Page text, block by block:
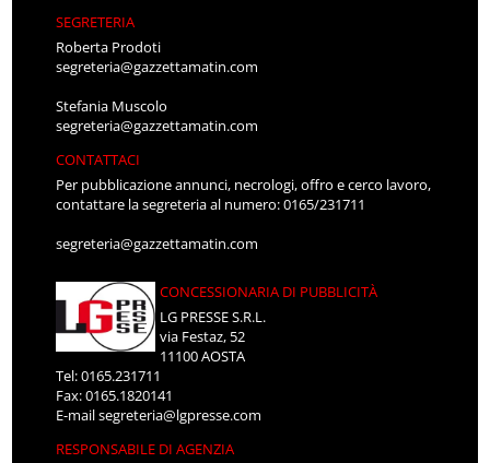
SEGRETERIA
Roberta Prodoti
segreteria@gazzettamatin.com
Stefania Muscolo
segreteria@gazzettamatin.com
CONTATTACI
Per pubblicazione annunci, necrologi, offro e cerco lavoro,
contattare la segreteria al numero: 0165/231711
segreteria@gazzettamatin.com
CONCESSIONARIA DI PUBBLICITÀ
LG PRESSE S.R.L.
via Festaz, 52
11100 AOSTA
Tel: 0165.231711
Fax: 0165.1820141
E-mailsegreteria@lgpresse.com
RESPONSABILE DI AGENZIA